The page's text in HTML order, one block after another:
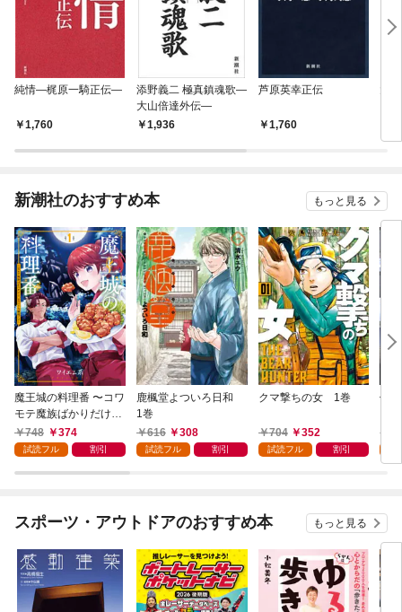
純情—梶原一騎正伝—
1,760
添野義二 極真鎮魂歌—
大山倍達外伝—
1,936
芦原英幸正伝
1,760
新潮社のおすすめ本 もっと見る
魔王城の料理番 〜コワ
モテ魔族ばかりだけ
ど、ホワイトな職場で
す〜 1巻
748 374
試読フル 割引
鹿楓堂よついろ日和
1巻
616
308
試読フル 割引
クマ撃ちの女 1巻
704 352
試読フル 割引
俺
る
スポーツ・アウトドアのおすすめ本 もっと見る